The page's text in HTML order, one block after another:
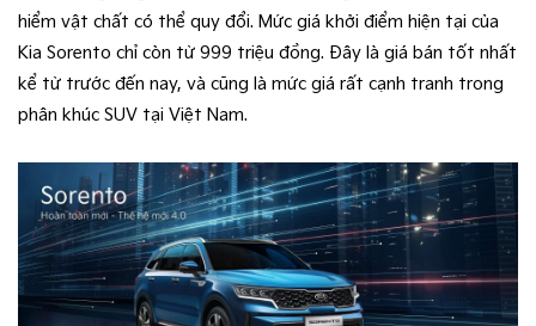
hiểm vật chất có thể quy đổi. Mức giá khởi điểm hiện tại của
Kia Sorento chỉ còn từ 999 triệu đồng. Đây là giá bán tốt nhất
kể từ trước đến nay, và cũng là mức giá rất cạnh tranh trong
phân khúc SUV tại Việt Nam.